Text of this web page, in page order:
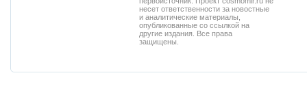
несет ответственности за новостные
и аналитические материалы,
опубликованные со ссылкой на
другие издания. Все права
защищены.